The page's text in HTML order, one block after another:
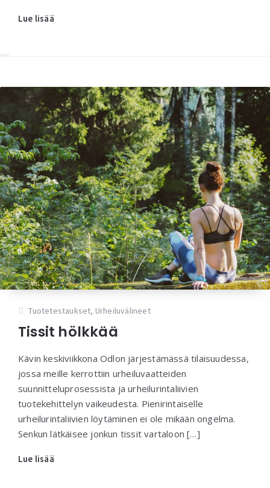
Lue lisää
Tuotetestaukset, Urheiluvälineet
Tissit hölkkää
Kävin keskiviikkona Odlon järjestämässä tilaisuudessa,
jossa meille kerrottiin urheiluvaatteiden
suunnitteluprosessista ja urheilurintaliivien
tuotekehittelyn vaikeudesta. Pienirintaiselle
urheilurintaliivien löytäminen ei ole mikään ongelma.
Senkun lätkäisee jonkun tissit vartaloon […]
Lue lisää